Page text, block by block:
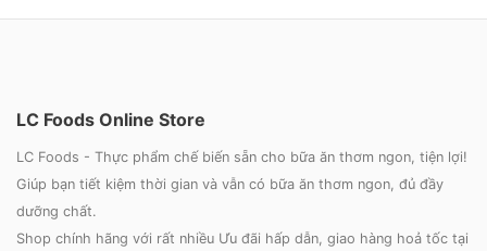
LC Foods Online Store
LC Foods - Thực phẩm chế biến sẵn cho bữa ăn thơm ngon, tiện lợi!
Giúp bạn tiết kiệm thời gian và vẫn có bữa ăn thơm ngon, đủ đầy
dưỡng chất.
Shop chính hãng với rất nhiều Ưu đãi hấp dẫn, giao hàng hoả tốc tại